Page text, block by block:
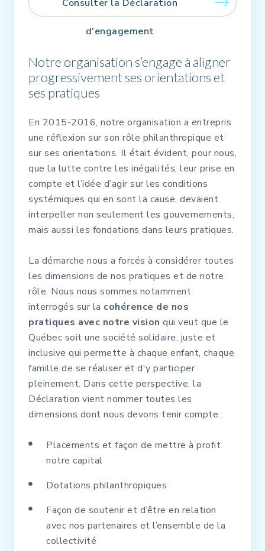
Consulter la Déclaration
d'engagement
Notre organisation s’engage à aligner
progressivement ses orientations et
ses pratiques
En 2015-2016, notre organisation a entrepris
une réflexion sur son rôle philanthropique et
sur ses orientations. Il était évident, pour nous,
que la lutte contre les inégalités, leur prise en
compte et l’idée d’agir sur les conditions
systémiques qui en sont la cause, devaient
interpeller non seulement les gouvernements,
mais aussi les fondations dans leurs pratiques.
La démarche nous a forcés à considérer toutes
les dimensions de nos pratiques et de notre
rôle. Nous nous sommes notamment
interrogés sur la cohérence de nos
pratiques avec notre vision qui veut que le
Québec soit une société solidaire, juste et
inclusive qui permette à chaque enfant, chaque
famille de se réaliser et d'y participer
pleinement. Dans cette perspective, la
Déclaration vient nommer toutes les
dimensions dont nous devons tenir compte :
Placements et façon de mettre à profit
notre capital
Dotations philanthropiques
Façon de soutenir et d’être en relation
avec nos partenaires et l’ensemble de la
collectivité